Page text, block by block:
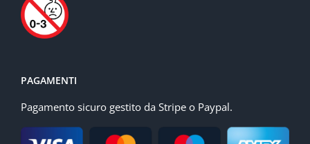
PAGAMENTI
Pagamento sicuro gestito da Stripe o Paypal.